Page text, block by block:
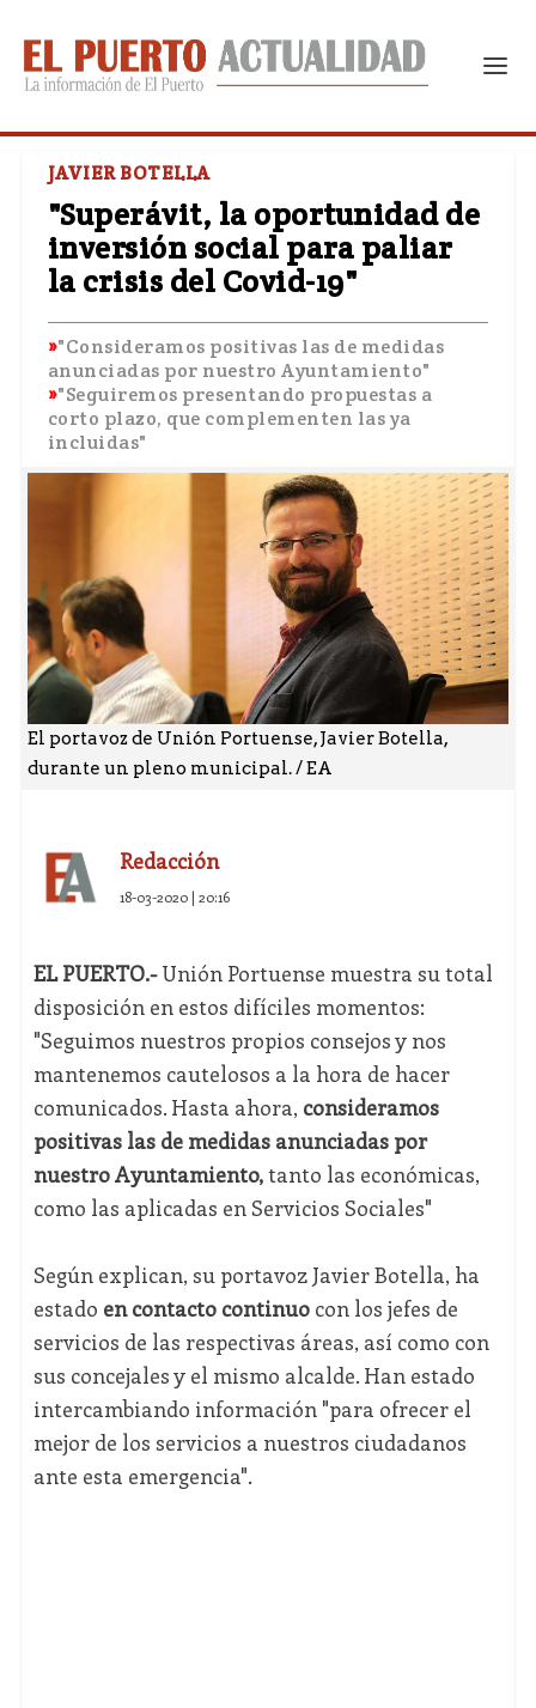
JAVIER BOTELLA
"Superávit, la oportunidad de
inversión social para paliar
la crisis del Covid-19"
"Consideramos positivas las de medidas
anunciadas por nuestro Ayuntamiento"
"Seguiremos presentando propuestas a
corto plazo, que complementen las ya
incluidas"
El portavoz de Unión Portuense, Javier Botella,
durante un pleno municipal. / EA
Redacción
18-03-2020 | 20:16
EL PUERTO.-Unión Portuense muestra su total
disposición en estos difíciles momentos:
"Seguimos nuestros propios consejos y nos
mantenemos cautelosos a la hora de hacer
comunicados. Hasta ahora, consideramos
positivas las de medidas anunciadas por
nuestro Ayuntamiento,tanto las económicas,
como las aplicadas en Servicios Sociales"
Según explican, su portavoz Javier Botella, ha
estado en contacto continuo con los jefes de
servicios de las respectivas áreas, así como con
sus concejales y el mismo alcalde. Han estado
intercambiando información "para ofrecer el
mejor de los servicios a nuestros ciudadanos
ante esta emergencia".